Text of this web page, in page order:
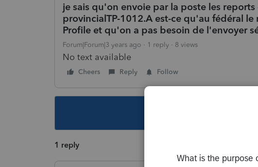
je sais qu'on envoie par la poste les
provincialTP-1012.A est-ce qu'au fédéral
Profile et qu'on a pas besoin de l'envoyer
Forum|Forum|3 years ago 1 reply 8 views
No text available
Cheers Reply Follow
1 reply